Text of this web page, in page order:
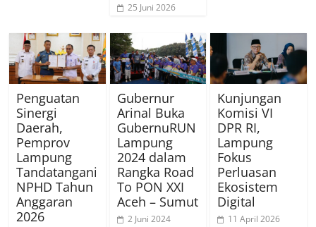
25 Juni 2026
Penguatan
Sinergi
Daerah,
Pemprov
Lampung
Tandatangani
NPHD Tahun
Anggaran
2026
Gubernur
Arinal Buka
GubernuRUN
Lampung
2024 dalam
Rangka Road
To PON XXI
Aceh – Sumut
2 Juni 2024
Kunjungan
Komisi VI
DPR RI,
Lampung
Fokus
Perluasan
Ekosistem
Digital
11 April 2026